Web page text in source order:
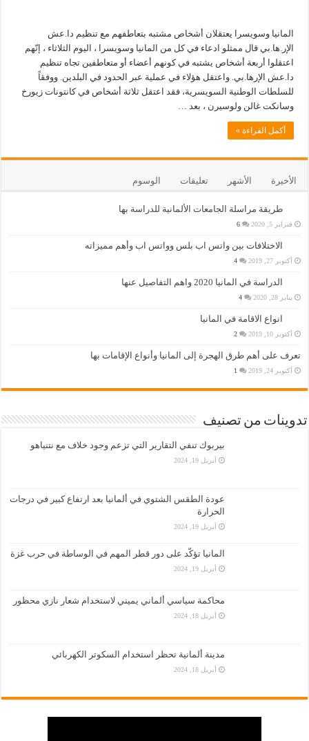
المانيا وسويسرا يعتقلان أشخاص مشتبه بتعاطفهم مع تنظيم دا.عش
الإر.ها.بي قال ممثلو ادعاء في كل من المانيا وسويسرا ، اليوم الثلاثاء ، إنّهم
اعتقلوا أربعة أشخاص يشتبه في كونهم أعضاء أو متعاطفين تجاه تنظيم
دا.عش الإرها.بي. واعتقل هؤلاء في عملية عبر الحدود في البلدين. ووفقاً
للسلطات الوطنية السويسرية، فقد اعتقل ثلاثة أشخاص في كانتونات زيورخ
وسانكت غالن ولوسيرن ، بعد …
أكمل القراءة »
الأخيرة الأشهر تعليقات الوسوم
طريقة مراسلة الجامعات الألمانية للدراسة بها
فبراير 5, 2020 6
الاختلافات بين واتس اب بلس وواتس اب وأهم مميزاته
أكتوبر 27, 2019 4
الدراسة في المانيا 2020 واهم التفاصيل عنها
يناير 28, 2020 4
انواع الاقامة في المانيا
أكتوبر 10, 2019 2
تعرف على أهم طرق الهجرة إلى المانيا وأنواع الإقامات بها
أكتوبر 24, 2019 1
تدوينات من تصنيف
بيربوك تنفي التقارير التي تزعم وجود خلاف مع نتنياهو
أبريل 19, 2024
عودة الطقس الشتوي في ألمانيا بعد ارتفاع كبير في درجات
الحرارة
أبريل 19, 2024
المانيا تؤكّد على دور قطر المهم في الوساطة في حرب غزة
أبريل 19, 2024
محاكمة سياسي ألماني يميني لاستخدام شعار نازي محظور
أبريل 18, 2024
مدينة ألمانية تحظر استخدام السكوتر الكهربائي
أبريل 18, 2024